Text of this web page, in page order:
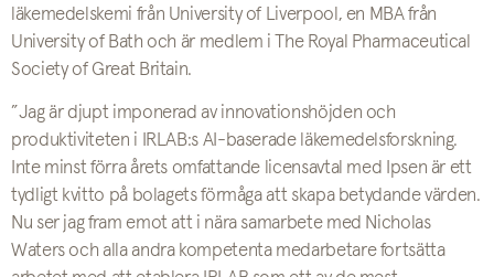
läkemedelskemi från University of Liverpool, en MBA från
University of Bath och är medlem i The Royal Pharmaceutical
Society of Great Britain.
”Jag är djupt imponerad av innovationshöjden och
produktiviteten i IRLAB:s AI-baserade läkemedelsforskning.
Inte minst förra årets omfattande licensavtal med Ipsen är ett
tydligt kvitto på bolagets förmåga att skapa betydande värden.
Nu ser jag fram emot att i nära samarbete med Nicholas
Waters och alla andra kompetenta medarbetare fortsätta